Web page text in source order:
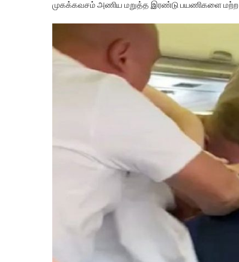
முகக்கவசம் அணிய மறுத்த இரண்டு பயணிகளை மற்ற